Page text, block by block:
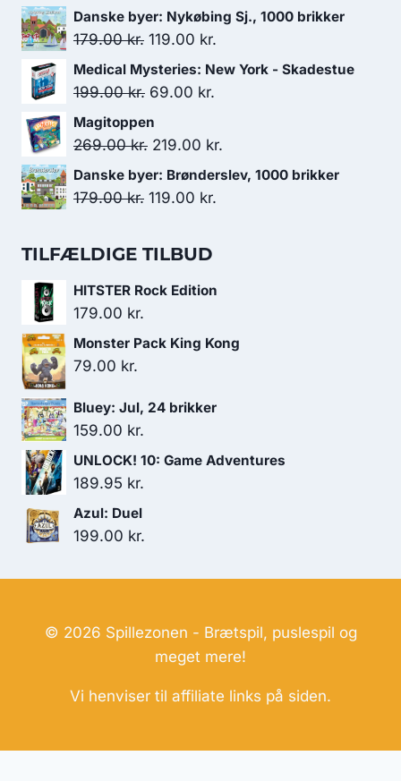
oprindelige
pris
439.00 kr..
aktuelle
Danske byer: Nykøbing Sj., 1000 brikker
179.00kr. Den
oprindelige
pris
179.00 kr..
119.00 kr.
aktuelle
Medical Mysteries: New York - Skadestue
199.00kr. Den
oprindelige
pris
199.00 kr..
69.00 kr.
pris
69.00 kr..
Magitoppen
269.00kr. Den
oprindelige
pris
219.00 kr.
aktuelle
Danske byer: Brønderslev, 1000 brikker
179.00kr. Den
pris
179.00 kr..
119.00 kr.
119.00 kr..
TILFÆLDIGE TILBUD
HITSTER Rock Edition
179.00 kr.
Monster Pack King Kong
79.00 kr.
Bluey: Jul, 24 brikker
159.00 kr.
UNLOCK! 10: Game Adventures
189.95 kr.
Azul: Duel
199.00 kr.
© 2026 Spillezonen - Brætspil, puslespil og
meget mere!
Vi henviser til affiliate links på siden.